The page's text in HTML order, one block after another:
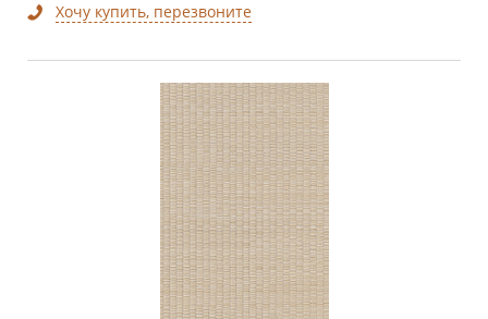
Хочу купить, перезвоните